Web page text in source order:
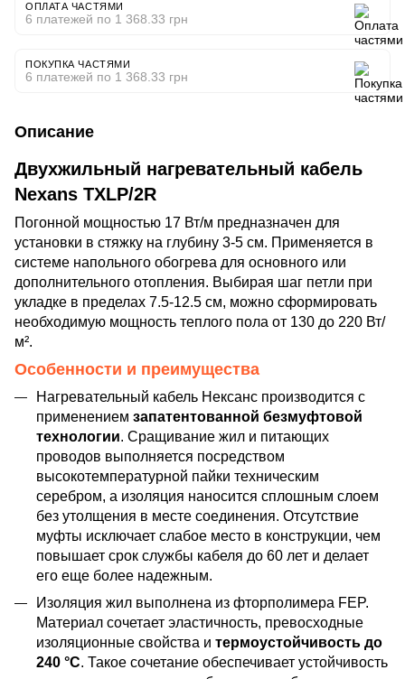
ОПЛАТА ЧАСТЯМИ
6 платежей по 1 368.33 грн
ПОКУПКА ЧАСТЯМИ
6 платежей по 1 368.33 грн
Описание
Двухжильный нагревательный кабель
Nexans TXLP/2R
Погонной мощностью 17 Вт/м предназначен для
установки в стяжку на глубину 3-5 см. Применяется в
системе напольного обогрева для основного или
дополнительного отопления. Выбирая шаг петли при
укладке в пределах 7.5-12.5 см, можно сформировать
необходимую мощность теплого пола от 130 до 220 Вт/
м².
Особенности и преимущества
Нагревательный кабель Нексанс производится с
применением запатентованной безмуфтовой
технологии. Сращивание жил и питающих
проводов выполняется посредством
высокотемпературной пайки техническим
серебром, а изоляция наносится сплошным слоем
без утолщения в месте соединения. Отсутствие
муфты исключает слабое место в конструкции, чем
повышает срок службы кабеля до 60 лет и делает
его еще более надежным.
Изоляция жил выполнена из фторполимера FEP.
Материал сочетает эластичность, превосходные
изоляционные свойства и термоустойчивость до
240 °C. Такое сочетание обеспечивает устойчивость